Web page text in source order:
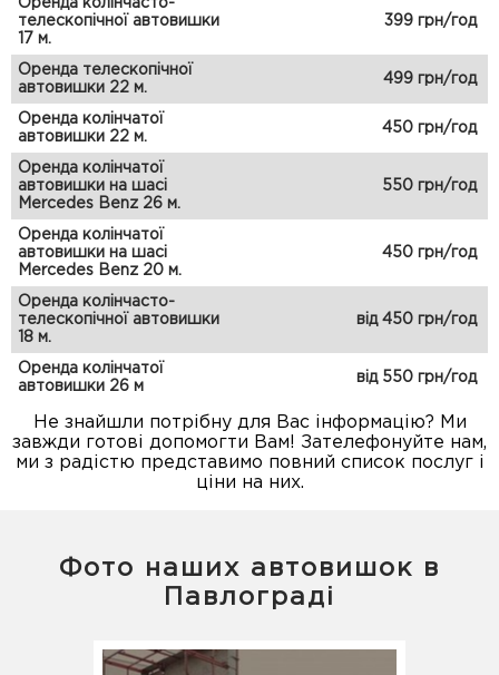
Оренда колінчасто-
телескопічної автовишки
17 м.
399 грн/год
Оренда телескопічної
автовишки 22 м.
499 грн/год
Оренда колінчатої
автовишки 22 м.
450 грн/год
Оренда колінчатої
автовишки на шасі
Mercedes Benz 26 м.
550 грн/год
Оренда колінчатої
автовишки на шасі
Mercedes Benz 20 м.
450 грн/год
Оренда колінчасто-
телескопічної автовишки
18 м.
від 450 грн/год
Оренда колінчатої
автовишки 26 м
від 550 грн/год
Не знайшли потрібну для Вас інформацію? Ми
завжди готові допомогти Вам! Зателефонуйте нам,
ми з радістю представимо повний список послуг і
ціни на них.
Фото наших автовишок в
Павлограді